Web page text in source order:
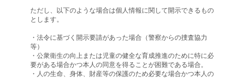
ただし、以下のような場合は個人情報に関して開示できるもの
とします。
・法令に基づく開示要請があった場合（警察からの捜査協力
等）
・公衆衛生の向上または児童の健全な育成推進のために特に必
要がある場合かつ本人の同意を得ることが困難である場合。
・人の生命、身体、財産等の保護のため必要な場合かつ本人の